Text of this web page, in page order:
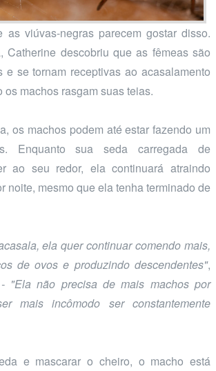
as viúvas-negras parecem gostar disso.
Catherine descobriu que as fêmeas são
e se tornam receptivas ao acasalamento
os machos rasgam suas teias.
os machos podem até estar fazendo um
Enquanto sua seda carregada de
ao seu redor, ela continuará atraindo
noite, mesmo que ela tenha terminado de
ela quer continuar comendo mais,
de ovos e produzindo descendentes",
- "Ela não precisa de mais machos por
mais incômodo ser constantemente
e mascarar o cheiro, o macho está